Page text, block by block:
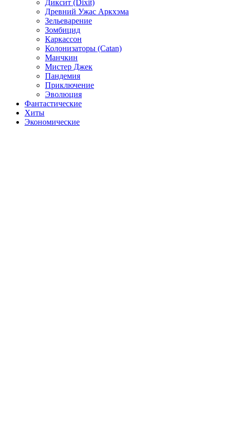
Диксит (Dixit)
Древний Ужас Аркхэма
Зельеварение
Зомбицид
Каркассон
Колонизаторы (Catan)
Манчкин
Мистер Джек
Пандемия
Приключение
Эволюция
Фантастические
Хиты
Экономические